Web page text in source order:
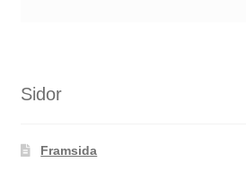
Sidor
Framsida